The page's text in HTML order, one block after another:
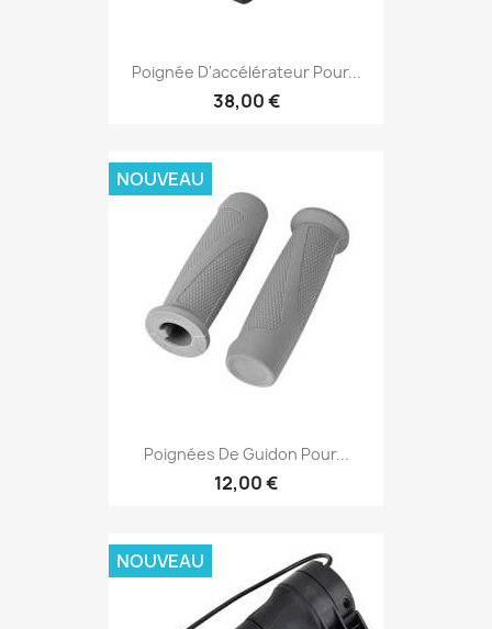
Poignée D'accélérateur Pour...
38,00 €
Poignées De Guidon Pour...
12,00 €
NOUVEAU
NOUVEAU